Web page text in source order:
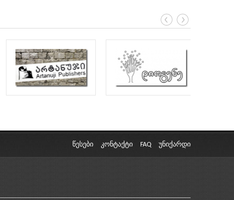
წესები კონტაქტი FAQ უნიქარდი